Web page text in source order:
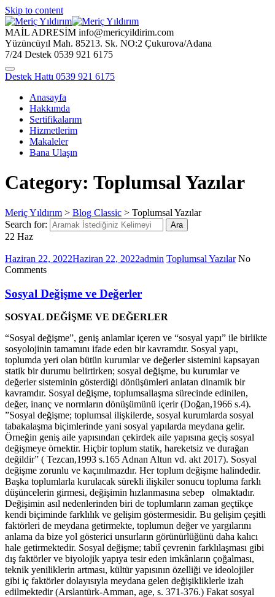
Skip to content
MAİL ADRESİM info@mericyildirim.com
Yüzüncüyıl Mah. 85213. Sk. NO:2 Çukurova/Adana
7/24 Destek 0539 921 6175
Destek Hattı 0539 921 6175
Anasayfa
Hakkımda
Sertifikalarım
Hizmetlerim
Makaleler
Bana Ulaşın
Category: Toplumsal Yazılar
Meriç Yıldırım > Blog Classic > Toplumsal Yazılar
Search for:
Ara
22 Haz
Haziran 22, 2022Haziran 22, 2022admin Toplumsal YazılarNo
Comments
Sosyal Değişme ve Değerler
SOSYAL DEĞİŞME VE DEĞERLER
“Sosyal değişme”, geniş anlamlar içeren ve “sosyal yapı” ile birlikte
sosyolojinin tamamını ifade eden bir kavramdır. Sosyal yapı,
toplumda yeri olan bütün kurumlar ve değerler sistemini kapsayan
statik bir durumu belirtirken; sosyal değişme, bu kurumlar ve
değerler sisteminin gösterdiği dönüşümleri anlatan dinamik bir
kavramdır. Sosyal değişme, toplumsallaşma sürecinde edinilen,
değer, inanç ve normların dönüşümünü içerir (Doğan,1966 s.4).
”Sosyal değişme; toplumsal ilişkilerde, sosyal kurumlarda sosyal
tabakalaşma biçimlerinde yani sosyal yapılarda meydana gelir.
Örneğin geniş aile yapısından çekirdek aile yapısına geçiş sosyal
değişmeye örnektir. Hiçbir toplum statik, hareketsiz ve durağan
değildir” ( Tezcan,1993 s.165 Adnan Altun vd. akt 2017). Sosyal
değişme zorunlu ve kaçınılmazdır. Her toplum değişme halindedir.
Başka toplumlarla kurulacak sürekli ilişkiler sonucu topluma farklı
düşüncelerin girmesi, değişimin hızlanmasına sebep olmaktadır.
Değişimin asıl nedenlerinden biri de toplumların zaman geçtikçe
kendi biçiminde farklılık ve gelişim göstermesidir. Bu gelişim çeşitli
faktörleri de meydana getirmekte, toplumun değer ve yargılarını
anlama da bize yol gösterici unsurların görünürlüğünü daha kalıcı
hale getirmektedir. Sosyal değişme; tabiî çevrenin farklılaşması gibi
dış faktörler ve biyolojik yapıya tesir eden imkânların çoğalması,
teknik yeniliklerin artması, kültür yapısının özelliği ve ideolojiler
gibi iç faktörler dolayısıyla meydana gelen değişikliklerle izah
edilmektedir (Arslantürk-Amman, age, s. 371-376.) Fakat sosyal